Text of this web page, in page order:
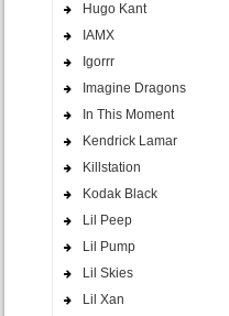
Hugo Kant
IAMX
Igorrr
Imagine Dragons
In This Moment
Kendrick Lamar
Killstation
Kodak Black
Lil Peep
Lil Pump
Lil Skies
Lil Xan